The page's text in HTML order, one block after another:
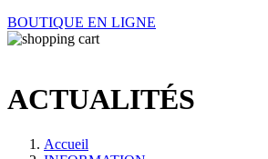
BOUTIQUE EN LIGNE
ACTUALITÉS
Accueil